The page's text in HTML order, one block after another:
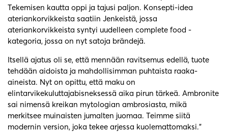
Tekemisen kautta oppi ja tajusi paljon. Konsepti-idea
ateriankorvikkeista saatiin Jenkeistä, jossa
ateriankorvikkeista syntyi uudelleen complete food -
kategoria, jossa on nyt satoja brändejä.
Itsellä ajatus oli se, että mennään ravitsemus edellä, tuote
tehdään aidoista ja mahdollisimman puhtaista raaka-
aineista. Nyt on opittu, että maku on
elintarvikekuluttajabisneksessä aika pirun tärkeä. Ambronite
sai nimensä kreikan mytologian ambrosiasta, mikä
merkitsee muinaisten jumalten juomaa. Teimme siitä
modernin version, joka tekee arjessa kuolemattomaksi.”